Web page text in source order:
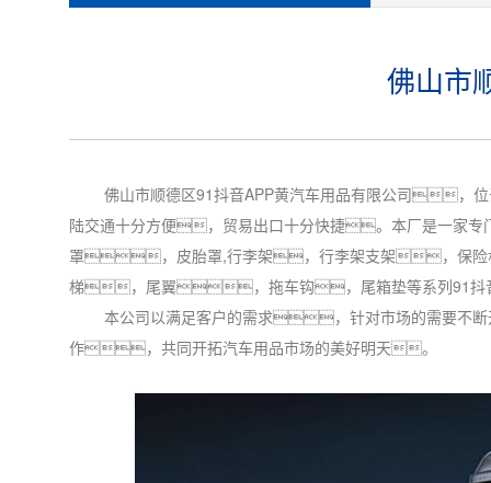
佛山市
佛山市顺德区91抖音APP黄汽车用品有限公司
陆交通十分方便，贸易出口十分快捷。本厂是一
罩，皮胎罩,行李架，行李架支架，保
梯，尾翼，拖车钩，尾箱垫等系列91
本公司以满足客户的需求，针对市场的需要不断
作，共同开拓汽车用品市场的美好明天。